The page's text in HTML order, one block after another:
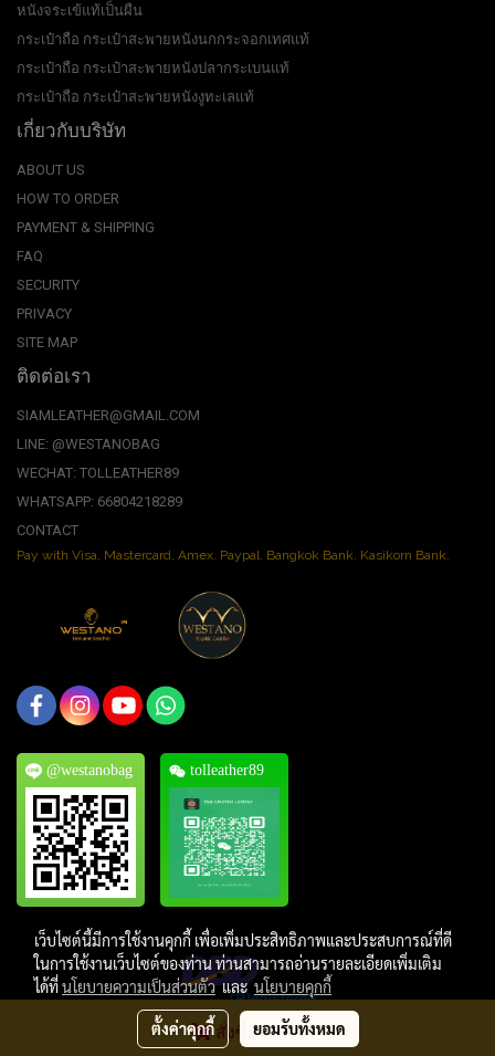
สั่งซื้อสินค้า
หนังจระเข้แท้เป็นผืน
กระเป๋าถือ กระเป๋าสะพายหนังนกกระจอกเทศแท้
กระเป๋าถือ กระเป๋าสะพายหนังปลากระเบนแท้
กระเป๋าถือ กระเป๋าสะพายหนังงูทะเลแท้
เกี่ยวกับบริษัท
ABOUT US
HOW TO ORDER
PAYMENT & SHIPPING
FAQ
SECURITY
PRIVACY
SITE MAP
ติดต่อเรา
SIAMLEATHER@GMAIL.COM
LINE: @WESTANOBAG
WECHAT: TOLLEATHER89
WHATSAPP: 66804218289
CONTACT
Pay with Visa, Mastercard, Amex. Paypal. Bangkok Bank. Kasikorn Bank.
@westanobag tolleather89
Copyright © 2019, Thai Oriental Leather Co., Ltd. All Rights Reserved.
เว็บไซต์นี้มีการใช้งานคุกกี้ เพื่อเพิ่มประสิทธิภาพและประสบการณ์ที่ดี
ในการใช้งานเว็บไซต์ของท่าน ท่านสามารถอ่านรายละเอียดเพิ่มเติม
ได้ที่นโยบายความเป็นส่วนตัวและนโยบายคุกกี้
ตั้งค่าคุกกี้ ยอมรับทั้งหมด